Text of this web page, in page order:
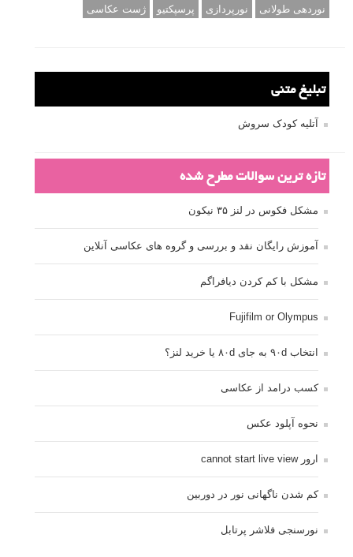
نوردهی طولانی
نورپردازی پرسپکتیو ژست عکاسی
تبلیغ متنی
آتلیه کودک سروش
تازه ترین سوالات مطرح شده
مشکل فکوس در لنز ۳۵ نیکون
آموزش رایگان نقد و بررسی و گروه های عکاسی آنلاین
مشکل با کم کردن دیافراگم
Fujifilm or Olympus
انتخاب ۹۰d به جای ۸۰d یا خرید لنز؟
کسب درامد از عکاسی
نحوه آپلود عکس
ارور cannot start live view
کم شدن ناگهانی نور در دوربین
نورسنجی فلاشر پرتابل